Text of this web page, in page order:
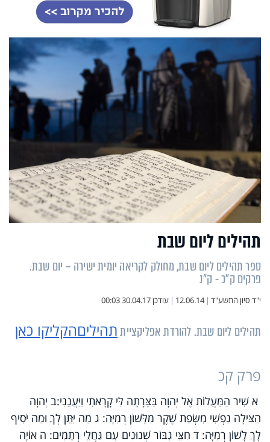
תהילים ליום שבת
ספר תהילים ליום שבת, מחולק לקריאה יומית ישירה – יום שבת.
פרקים ק"כ - ק"נ
י"ד סיון התשע"ד |
12.06.14
| עודכן30.04.17 00:03
תהילים ליום שבת. להורדת אפליקצייתתהיליםהקליקו כאן
פרק קכ
א שִׁיר הַמַּעֲלוֹת אֶל יְהוָה בַּצָּרָתָה לִּי קָרָאתִי וַיַּעֲנֵנִי:ב יְהוָה
הַצִּילָה נַפְשִׁי מִשְּׂפַת שֶׁקֶר מִלָּשׁוֹן רְמִיָּה: ג מַה יִּתֵּן לְךָ וּמַה יֹּסִיף
לָךְ לָשׁוֹן רְמִיָּה: ד חִצֵּי גִבּוֹר שְׁנוּנִים עִם גַּחֲלֵי רְתָמִים: ה אוֹיָה